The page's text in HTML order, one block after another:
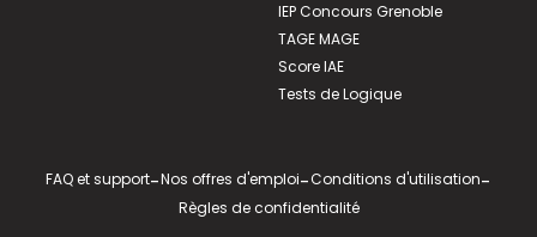
IEP Concours Grenoble
TAGE MAGE
Score IAE
Tests de Logique
FAQ et support-Nos offres d'emploi-Conditions d'utilisation-
Règles de confidentialité